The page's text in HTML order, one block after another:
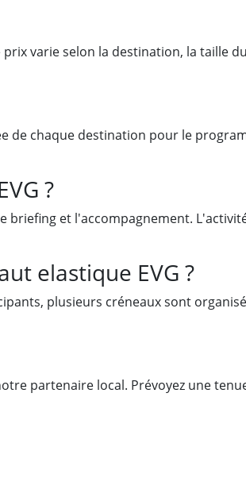
prix varie selon la destination, la taille du
de chaque destination pour le
?
briefing et l'accompagnement.
elastique EVG ?
plusieurs créneaux sont
partenaire local. Prévoyez une